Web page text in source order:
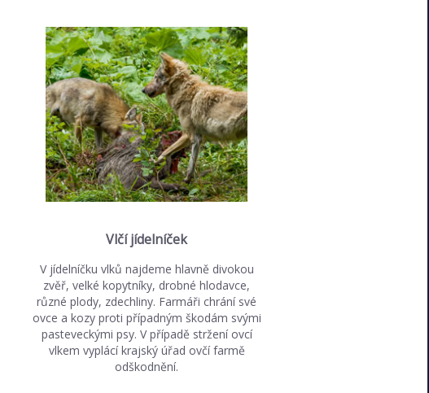
Vlčí jídelníček
V jídelníčku vlků najdeme hlavně divokou
zvěř, velké kopytníky, drobné hlodavce,
různé plody, zdechliny. Farmáři chrání své
ovce a kozy proti případným škodám svými
pasteveckými psy. V případě stržení ovcí
vlkem vyplácí krajský úřad ovčí farmě
odškodnění.